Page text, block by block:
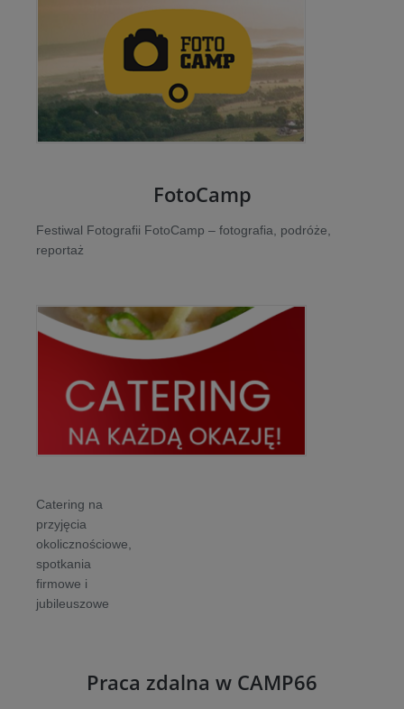
FotoCamp
Festiwal Fotografii FotoCamp – fotografia, podróże,
reportaż
Catering na
przyjęcia
okolicznościowe,
spotkania
firmowe i
jubileuszowe
Praca zdalna w CAMP66